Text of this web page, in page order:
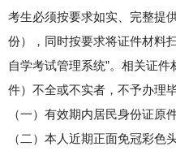
考生必须按要求如实、完整提
份），同时按要求将证件材料
自学考试管理系统”。相关证
件）不全或不实者，不予办理
（一）有效期内居民身份证原件
（二）本人近期正面免冠彩色